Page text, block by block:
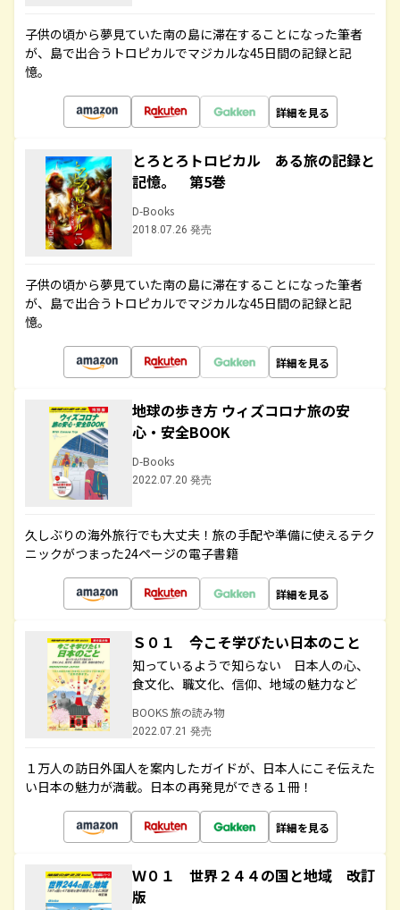
子供の頃から夢見ていた南の島に滞在することになった筆者
が、島で出合うトロピカルでマジカルな45日間の記録と記
憶。
詳細を見る
とろとろトロピカル ある旅の記録と
記憶。 第5巻
D-Books
2018.07.26 発売
子供の頃から夢見ていた南の島に滞在することになった筆者
が、島で出合うトロピカルでマジカルな45日間の記録と記
憶。
詳細を見る
地球の歩き方 ウィズコロナ旅の安
心・安全BOOK
D-Books
2022.07.20 発売
久しぶりの海外旅行でも大丈夫！旅の手配や準備に使えるテク
ニックがつまった24ページの電子書籍
詳細を見る
Ｓ０１ 今こそ学びたい日本のこと
知っているようで知らない 日本人の心、
食文化、職文化、信仰、地域の魅力など
BOOKS 旅の読み物
2022.07.21 発売
１万人の訪日外国人を案内したガイドが、日本人にこそ伝えた
い日本の魅力が満載。日本の再発見ができる１冊！
詳細を見る
Ｗ０１ 世界２４４の国と地域 改訂
版